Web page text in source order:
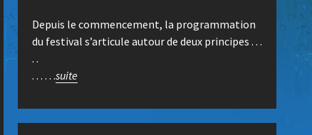
Depuis le commencement, la programmation
du festival s’articule autour de deux principes . . .
. .
. . . . . .suite